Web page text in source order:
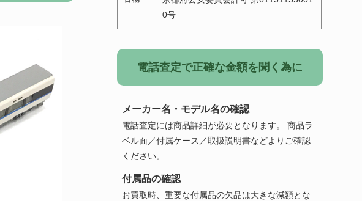
0号
電話査定で正確な金額を聞く為に
メーカー名・モデル名の確認
電話査定には商品詳細が必要となります。 商品ラ
ベル面／付属ケース／取扱説明書などよりご確認
ください。
付属品の確認
お買取時、重要な付属品の欠品は大きな減額とな